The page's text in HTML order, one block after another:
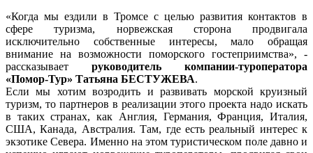
«Когда мы ездили в Тромсе с целью развития контактов в
сфере туризма, норвежская сторона продвигала
исключительно собственные интересы, мало обращая
внимание на возможности поморского гостеприимства», -
рассказывает руководитель компании-туроператора
«Помор-Тур» Татьяна БЕСТУЖЕВА.
Если мы хотим возродить и развивать морской круизный
туризм, то партнеров в реализации этого проекта надо искать
в таких странах, как Англия, Германия, Франция, Италия,
США, Канада, Австралия. Там, где есть реальный интерес к
экзотике Севера. Именно на этом туристическом поле давно и